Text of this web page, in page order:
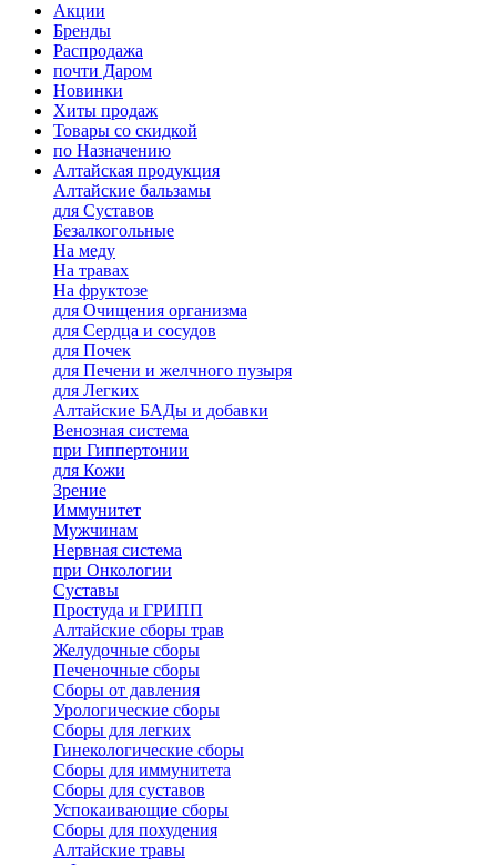
Акции
Бренды
Распродажа
почти Даром
Новинки
Хиты продаж
Товары со скидкой
по Назначению
Алтайская продукция
Алтайские бальзамы
для Суставов
Безалкогольные
На меду
На травах
На фруктозе
для Очищения организма
для Сердца и сосудов
для Почек
для Печени и желчного пузыря
для Легких
Алтайские БАДы и добавки
Венозная система
при Гиппертонии
для Кожи
Зрение
Иммунитет
Мужчинам
Нервная система
при Онкологии
Суставы
Простуда и ГРИПП
Алтайские сборы трав
Желудочные сборы
Печеночные сборы
Сборы от давления
Урологические сборы
Сборы для легких
Гинекологические сборы
Сборы для иммунитета
Сборы для суставов
Успокаивающие сборы
Сборы для похудения
Алтайские травы